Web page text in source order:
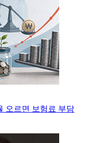
오르면 보험료 부담